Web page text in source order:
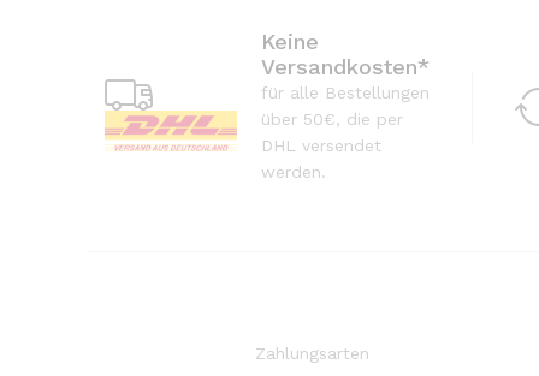
Keine
Versandkosten*
für alle Bestellungen
über 50€, die per
DHL versendet
werden.
Zahlungsarten